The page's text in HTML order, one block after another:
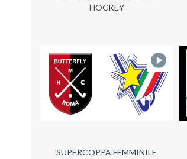
HOCKEY
SUPERCOPPA FEMMINILE